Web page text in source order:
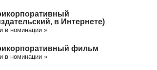
в Интернете)
в номинации »
фильм
в номинации »